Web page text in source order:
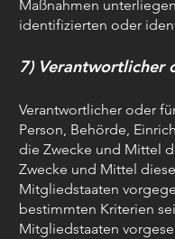
Maßnahmen
identifizierten oder
7) Verantwortlicher
Verantwortlicher oder
Person, Behörde,
die Zwecke und Mittel
Zwecke und Mittel
Mitgliedstaaten
bestimmten Kriterien
Mitgliedstaaten